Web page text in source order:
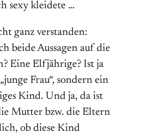
sexy kleidete …
ganz verstanden:
beide Aussagen auf die
Eine Elfjährige? Ist ja
Frau“, sondern ein
Kind. Und ja, da ist
Mutter bzw. die Eltern
ob diese Kind